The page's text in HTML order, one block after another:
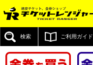
検索 ご利用ガイド